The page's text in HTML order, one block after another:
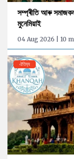
সম্প্ৰীতি আৰু
মুনেমিয়াই
04 Aug 2026 | 10
ঐতিহ্য